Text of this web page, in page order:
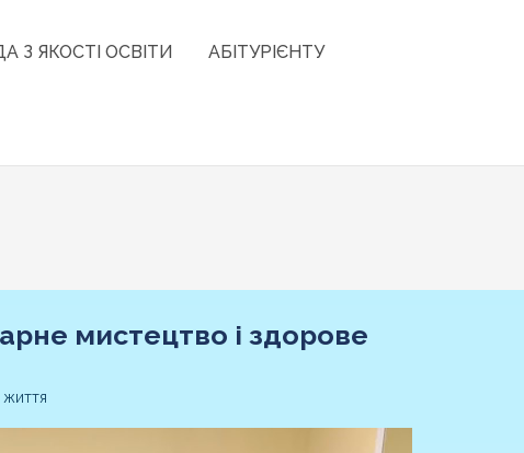
З ЯКОСТІ ОСВІТИ АБІТУРІЄНТУ
мистецтво і здорове
життя